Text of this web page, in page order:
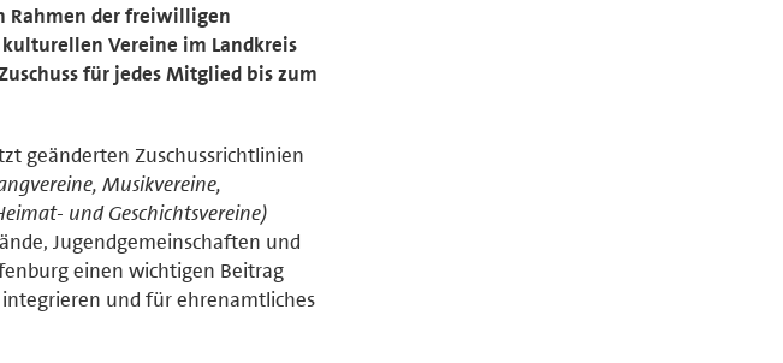
Rahmen der freiwilligen
Vereine im Landkreis
für jedes Mitglied bis zum
geänderten Zuschussrichtlinien
Musikvereine,
und Geschichtsvereine)
Jugendgemeinschaften und
einen wichtigen Beitrag
und für ehrenamtliches